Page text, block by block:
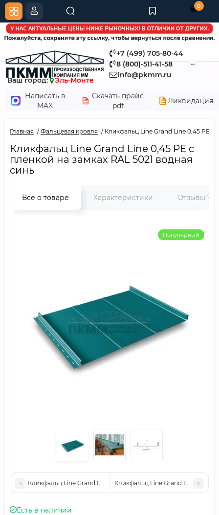
+7 (499) 705-80-44
8 (800)-511-41-58
info@pkmm.ru
Ваш город:
Эль-Монте
Написать в
MAX
Скачать прайс
pdf
Ликвидация
0
Главная Фальцевая кровля Кликфальц Line Grand Line 0,45 PE с
Кликфальц Line Grand Line 0,45 PE с
пленкой на замках RAL 5021 водная
синь
Все о товаре Характеристики Отзывы 0
Популярный
Кликфальц Line Grand Line 0,45 PE с пленкой на замках RAL
Кликфальц Line Grand Line 0,45
Есть в наличии